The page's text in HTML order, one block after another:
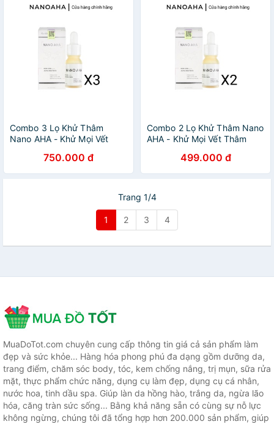
Combo 3 Lọ Khử Thâm
Nano AHA - Khử Mọi Vết
750.000 đ
Combo 2 Lọ Khử Thâm Nano
AHA - Khử Mọi Vết Thâm
499.000 đ
Trang 1/4
1 2 3 4
MuaDoTot.com chuyên cung cấp thông tin giá cả sản phẩm làm
đẹp và sức khỏe... Hàng hóa phong phú đa dạng gồm dưỡng da,
trang điểm, chăm sóc body, tóc, kem chống nắng, trị mụn, sữa rửa
mặt, thực phẩm chức năng, dụng cụ làm đẹp, dụng cụ cá nhân,
nước hoa, tinh dầu spa. Giúp làn da hồng hào, trắng da, ngừa lão
hóa, căng tràn sức sống... Bằng khả năng sẵn có cùng sự nỗ lực
không ngừng, chúng tôi đã tổng hợp hơn 200.000 sản phẩm, giúp